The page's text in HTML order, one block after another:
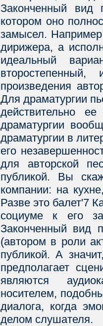
Законченный вид
котором оно
замысел.
дирижера, а
идеальный
второстепенный,
произведения
Для драматургии
действительно
драматургии
драматургии в
его
для авторской
публикой. Вы
компании: на
Разве это балет'7
социуме к его
Законченный вид
(автором в роли
публикой. А
предполагает
являются
носителем,
диалога, когда
делом слушателя.